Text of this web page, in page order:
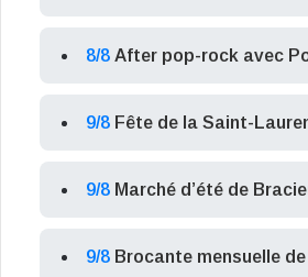
8/8 After pop-rock avec
9/8 Fête de la Saint-
9/8 Marché d’été de
9/8 Brocante mensuelle